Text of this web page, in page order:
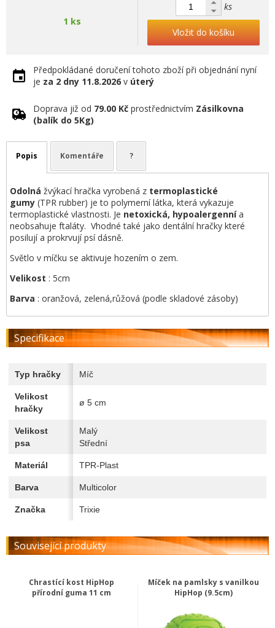
1 ks
ks
Vložit do košíku
Předpokládané doručení tohoto zboží při objednání nyní
je za 2 dny 11.8.2026 v úterý
Doprava již od 79.00 Kč prostřednictvím Zásilkovna
(balík do 5Kg)
Popis Komentáře ?
Odolná žvýkací hračka vyrobená z termoplastické
gumy (TPR rubber) je to polymerní látka, která vykazuje
termoplastické vlastnosti. Je netoxická, hypoalergennía
neobsahuje ftaláty. Vhodné také jako dentální hračky které
posilují a prokrvují psí dásně.
Světlo v míčku se aktivuje hozením o zem.
Velikost : 5cm
Barva : oranžová, zelená,růžová (podle skladové zásoby)
Specifikace
Typ hračky Míč
Velikost
hračky
ø 5 cm
Velikost
psa
Malý
Střední
Materiál TPR-Plast
Barva Multicolor
Značka Trixie
Související produkty
Chrastící kost HipHop
přírodní guma 11 cm
Míček na pamlsky s vanilkou
HipHop (9.5cm)